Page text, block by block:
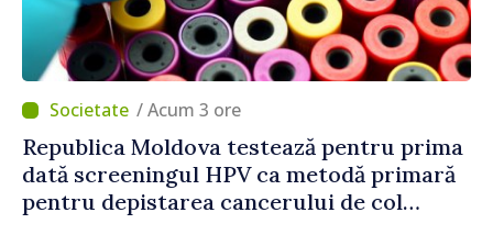
/ Acum 3 ore
Republica Moldova testează pentru prima
dată screeningul HPV ca metodă primară
pentru depistarea cancerului de col